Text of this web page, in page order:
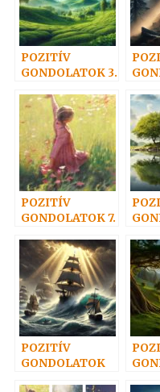
POZITÍV
GONDOLATOK 3.
POZITÍV
GONDOLATOK 7.
POZITÍV
GONDOLATOK